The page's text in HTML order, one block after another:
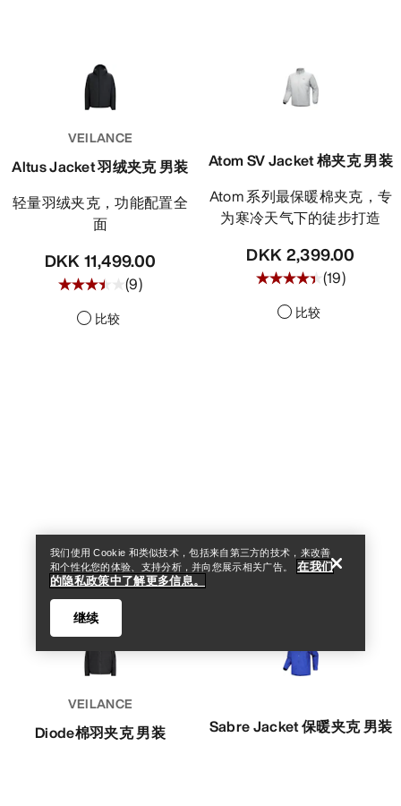
查找店铺
VEILANCE
Altus Jacket 羽绒夹克 男装
轻量羽绒夹克，功能配置全
面
DKK 11,499.00
(9)
比较
Atom SV Jacket 棉夹克 男装
Atom 系列最保暖棉夹克，专
为寒冷天气下的徒步打造
DKK 2,399.00
(19)
比较
VEILANCE
Diode棉羽夹克 男装
Sabre Jacket 保暖夹克 男装
我们使用 Cookie 和类似技术，包括来自第三方的技术，来改善
和个性化您的体验、支持分析，并向您展示相关广告。
在我们
的隐私政策中了解更多信息。
继续